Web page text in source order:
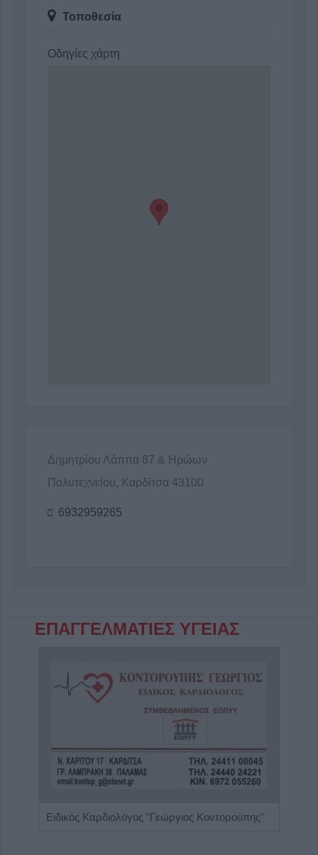
Τοποθεσία
Οδηγίες χάρτη
Δημητρίου Λάππα 87 & Ηρώων
Πολυτεχνείου, Καρδίτσα 43100
6932959265
ΕΠΑΓΓΕΛΜΑΤΙΕΣ ΥΓΕΙΑΣ
Ειδικός Καρδιολόγος "Γεώργιος Κοντορούπης"